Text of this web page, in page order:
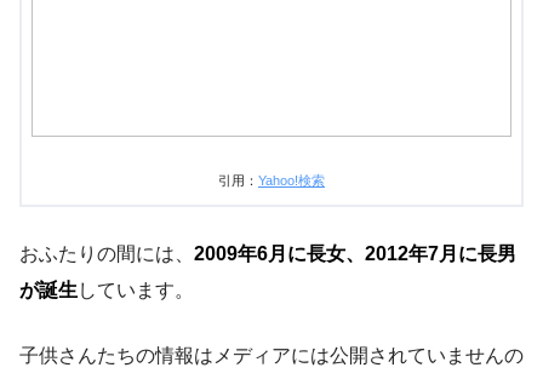
引用： Yahoo!検索
おふたりの間には、 2009年6月に長女、2012年7月に長男
が誕生 しています。
子供さんたちの情報はメディアには公開されていませんの